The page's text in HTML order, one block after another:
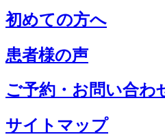
初めての方へ
患者様の声
ご予約・お問い合わ
サイトマップ